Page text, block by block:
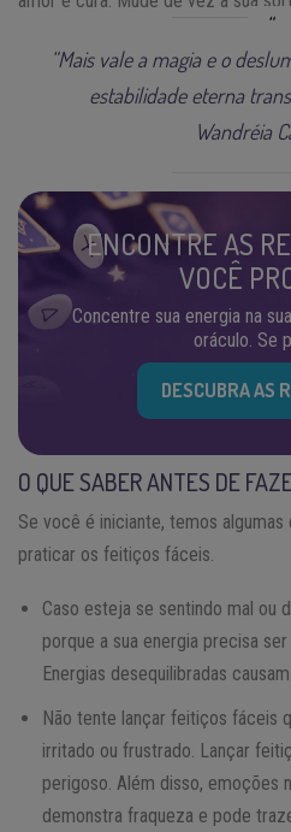
“Mais vale a magia e o
estabilidade eterna
Wandréia
ENCONTRE AS
VOCÊ
Concentre sua energia na
oráculo. Se
DESCUBRA AS
O QUE SABER ANTES DE
Se você é iniciante, temos
praticar os feitiços fáceis.
Caso esteja se sentindo mal ou
porque a sua energia precisa
Energias desequilibradas
Não tente lançar feitiços fáceis
irritado ou frustrado. Lançar
perigoso. Além disso, emoções
demonstra fraqueza e pode